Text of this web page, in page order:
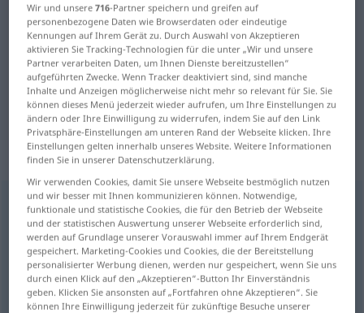
Spanisch-Deutsch Wörterbuch revelado
Spanisch-Deutsch Übersetzung für
"revelado"
"revelado" Deutsch Übersetzung
„revelado“: masculino
revelado [rrɛβeˈlað o]m
Übersicht aller Übersetzungen
(Für mehr Details die Übersetzung anklicken/antippen)
Entwickeln
Wir und unsere716-Partner speichern und greifen auf
personenbezogene Daten wie Browserdaten oder eindeutige
Kennungen auf Ihrem Gerät zu. Durch Auswahl von Akzeptieren
aktivieren Sie Tracking-Technologien für die unter „Wir und unsere
Partner verarbeiten Daten, um Ihnen Dienste bereitzustellen“
aufgeführten Zwecke. Wenn Tracker deaktiviert sind, sind manche
Inhalte und Anzeigen möglicherweise nicht mehr so relevant für Sie. Sie
können dieses Menü jederzeit wieder aufrufen, um Ihre Einstellungen zu
ändern oder Ihre Einwilligung zu widerrufen, indem Sie auf den Link
Privatsphäre-Einstellungen am unteren Rand der Webseite klicken. Ihre
Einstellungen gelten innerhalb unseres Website. Weitere Informationen
finden Sie in unserer Datenschutzerklärung.
Wir verwenden Cookies, damit Sie unsere Webseite bestmöglich nutzen
und wir besser mit Ihnen kommunizieren können. Notwendige,
funktionale und statistische Cookies, die für den Betrieb der Webseite
und der statistischen Auswertung unserer Webseite erforderlich sind,
werden auf Grundlage unserer Vorauswahl immer auf Ihrem Endgerät
gespeichert. Marketing-Cookies und Cookies, die der Bereitstellung
personalisierter Werbung dienen, werden nur gespeichert, wenn Sie uns
durch einen Klick auf den „Akzeptieren“-Button Ihr Einverständnis
geben. Klicken Sie ansonsten auf „Fortfahren ohne Akzeptieren“. Sie
können Ihre Einwilligung jederzeit für zukünftige Besuche unserer